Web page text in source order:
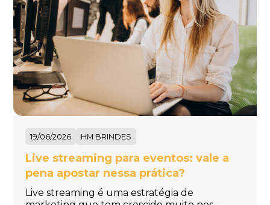
19/06/2026 HM BRINDES
Live streaming para eventos: vale a
pena apostar nessa prática?
Live streaming é uma estratégia de